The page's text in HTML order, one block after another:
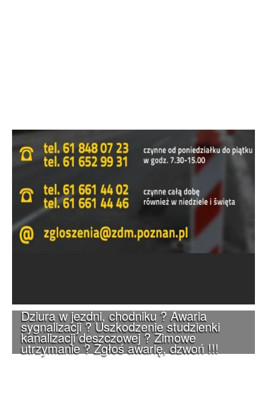
Dziura w jezdni, chodniku ? Awaria
sygnalizacji ? Uszkodzenie studzienki
kanalizacji deszczowej ? Zimowe
utrzymanie ? Zgłoś awarię, dzwoń !!!